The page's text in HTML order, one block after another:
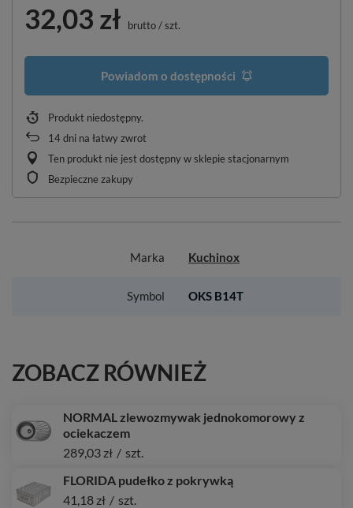
32,03 zł brutto/szt.
Powiadom o dostępności
Produkt niedostępny
14dni na łatwy zwrot
Ten produkt nie jest dostępny w sklepie stacjonarnym
Bezpieczne zakupy
Marka Kuchinox
Symbol OKS B14T
ZOBACZ RÓWNIEŻ
NORMAL zlewozmywak jednokomorowy z
ociekaczem
289,03 zł / szt.
FLORIDA pudełko z pokrywką
41,18 zł / szt.